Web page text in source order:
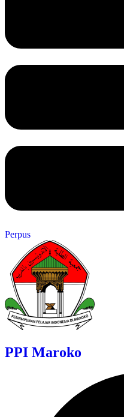
Perpus
PPI Maroko